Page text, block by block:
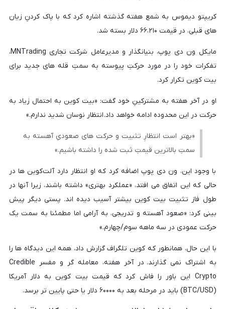
کریپتو دیموس به شمع هفته گذشته اشاره کرد که با پاک کردنِ زیان
های قبلی، در قیمت ۶۶،۲۱۰ دلار بسته شد.
مایکل ون دی پوپ، بنیانگذار و مدیرعامل شرکت تجاری MNTrading،
تفکرات خود را در مورد حرکتِ پیوسته به سمتِ قله های جدید برای
بیت کوین تکرار کرد.
او در آخر هفته به مشترکینِ خود گفت: «بیت کوین به احتمال زیاد به
حرکت در این محدوده ادامه خواهد داد. انتظار نوسان شدید ندارم.»
«بهتر است انتظارِ تثبیت و حرکت های صعودیِ آهسته به
سمتِ بالاترین قیمتِ ثبت شده را داشته باشیم.»
با وجود این، ون دی پوپ اضافه کرد که او انتظار دارد آلت‌کوین ها در
حالی که این اتفاق می افتد، «عملکرد بهتری» داشته باشند، زیرا آنها در
طول فاز تثبیت بیت کوین بیشتر آسیب دیده اند. پستی دیگر پیش
بینی کرد: «صعود آهسته و تدریجی، به آرامی اما مطمئنا به سمت یک
حرکت عمودی در سه ماهه سوم/چهارم.»
با این حال، همانطور که کوین تلگراف گزارش داد، همه این دیدگاه ها را
به اشتراک نمی گذارند. در آخر هفته، معامله گر و مفسر Credible
Crypto این باور را فاش کرد که قیمت بیت کوین به دلار آمریکا
(BTC/USD) باید در مرحله بعد به ۶۰۰۰۰ دلار یا حتی پایین تر برسد.